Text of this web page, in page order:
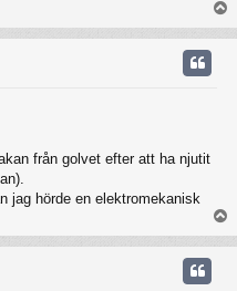
p
från golvet efter att ha njutit
jag hörde en elektromekanisk
p
p